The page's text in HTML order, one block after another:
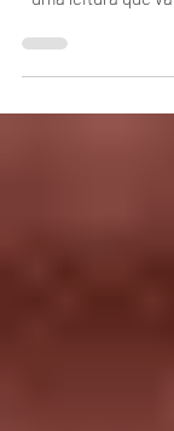
imagino que
uma leitura que